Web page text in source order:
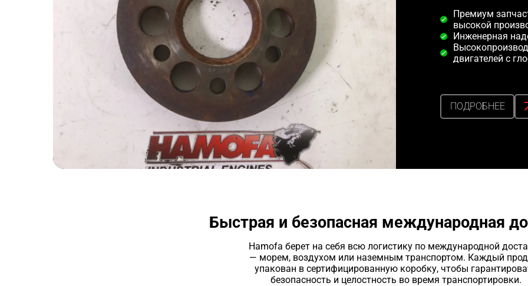
Премиум
высокой
Инженерная
двигателей с
ПОДРОБНЕЕ
Быстрая и безопасная международная
Hamofa берет на себя всю логистику по международной
— морем, воздухом или наземным транспортом. Каждый
упакован в сертифицированную коробку, чтобы
безопасность и целостность во время транспортировки.